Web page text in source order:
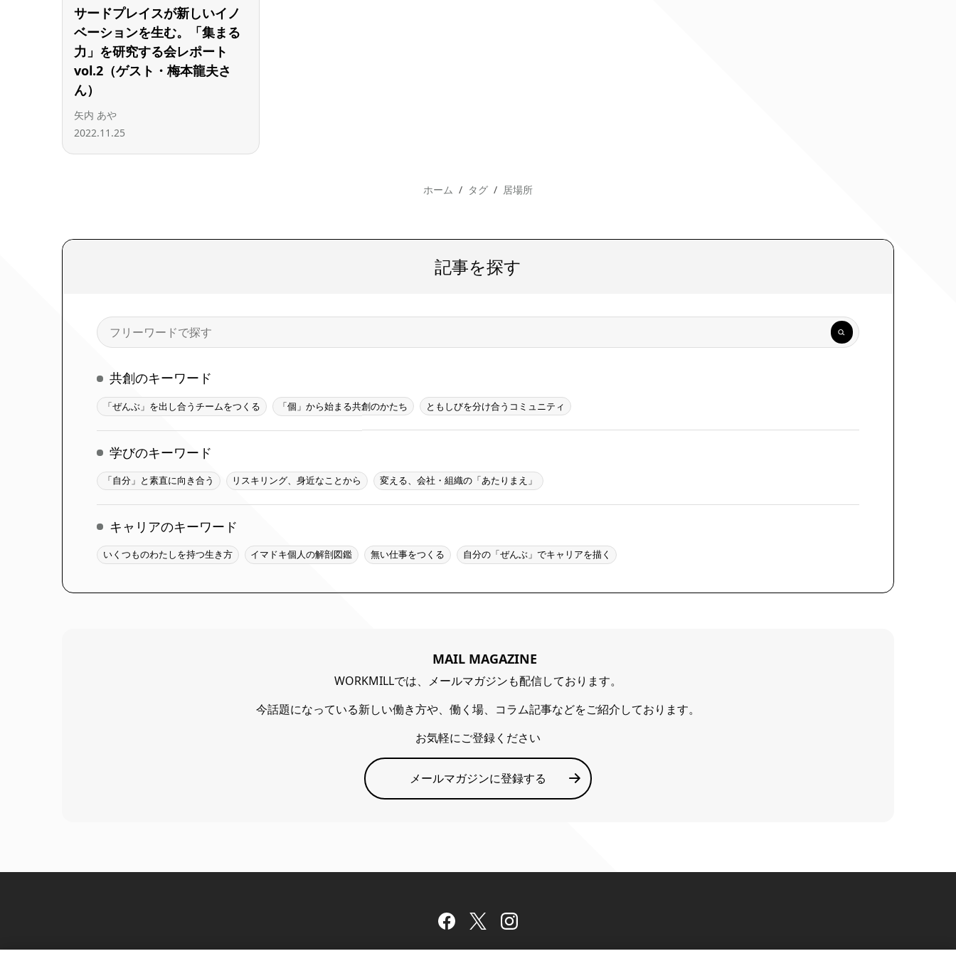
サードプレイスが新しいイノ
ベーションを生む。「集まる
力」を研究する会レポート
vol.2（ゲスト・梅本龍夫さ
ん）
矢内 あや
2022.11.25
ホーム タグ 居場所
記事を探す
検
索
共創のキーワード
「ぜんぶ」を出し合うチームをつくる 「個」から始まる共創のかたち ともしびを分け合うコミュニティ
学びのキーワード
「自分」と素直に向き合う リスキリング、身近なことから 変える、会社・組織の「あたりまえ」
キャリアのキーワード
いくつものわたしを持つ生き方 イマドキ個人の解剖図鑑 無い仕事をつくる 自分の「ぜんぶ」でキャリアを描く
MAIL MAGAZINE
WORKMILLでは、メールマガジンも配信しております。
今話題になっている新しい働き方や、働く場、コラム記事などをご紹介しております。
お気軽にご登録ください
メールマガジンに登録する
Facebook
TwitterInstagram